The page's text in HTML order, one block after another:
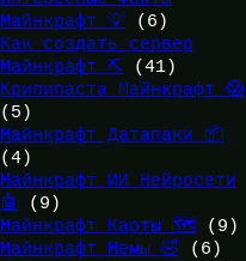
Майнкрафт 💡(6)
Как создать сервер
Майнкрафт ⛏️ (41)
Крипипаста Майнкрафт 😱
(5)
Майнкрафт Датапаки 📦
(4)
Майнкрафт ИИ Нейросети
🤖
(9)
Майнкрафт Карты 🗺️ (9)
Майнкрафт Мемы 🤣 (6)